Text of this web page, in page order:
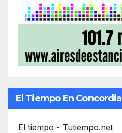
El Tiempo En Concordia
El tiempo - Tutiempo.net